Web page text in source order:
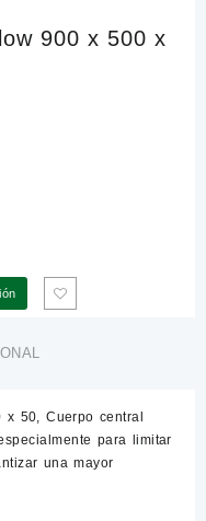
900 x 500 x
50, Cuerpo central
para limitar
una mayor